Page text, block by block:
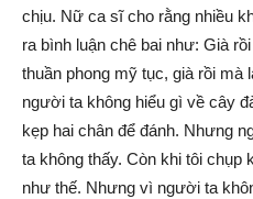
chịu. Nữ ca sĩ cho rằng nhiều
ra bình luận chê bai như: Già
thuần phong mỹ tục, già rồi
người ta không hiểu gì về cây
kẹp hai chân để đánh. Nhưng
ta không thấy. Còn khi tôi chụp
như thế. Nhưng vì người ta